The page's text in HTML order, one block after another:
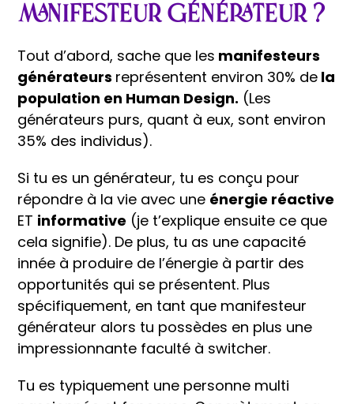
manifesteur générateur ?
Tout d’abord, sache que les manifesteurs
générateurs représentent environ 30% de la
population en Human Design. (Les
générateurs purs, quant à eux, sont environ
35% des individus).
Si tu es un générateur, tu es conçu pour
répondre à la vie avec une énergie réactive
ET informative (je t’explique ensuite ce que
cela signifie). De plus, tu as une capacité
innée à produire de l’énergie à partir des
opportunités qui se présentent. Plus
spécifiquement, en tant que manifesteur
générateur alors tu possèdes en plus une
impressionnante faculté à switcher.
Tu es typiquement une personne multi